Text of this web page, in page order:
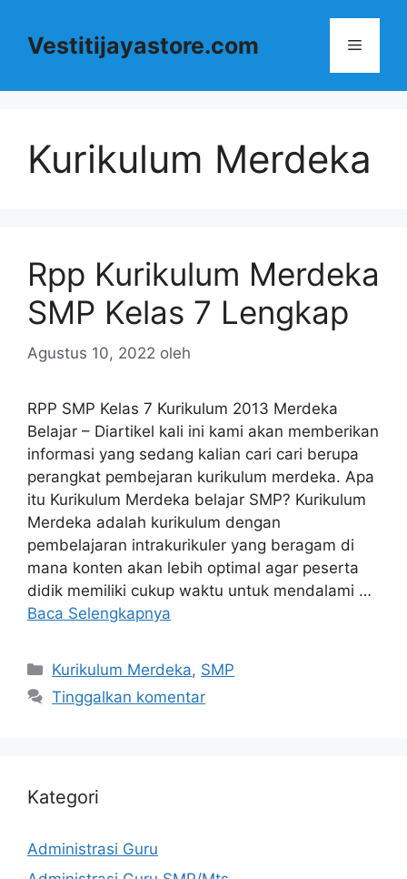
Vestitijayastore.com Menu
Kurikulum Merdeka
Rpp Kurikulum Merdeka
SMP Kelas 7 Lengkap
Agustus 10, 2022 oleh
RPP SMP Kelas 7 Kurikulum 2013 Merdeka
Belajar – Diartikel kali ini kami akan memberikan
informasi yang sedang kalian cari cari berupa
perangkat pembejaran kurikulum merdeka. Apa
itu Kurikulum Merdeka belajar SMP? Kurikulum
Merdeka adalah kurikulum dengan
pembelajaran intrakurikuler yang beragam di
mana konten akan lebih optimal agar peserta
didik memiliki cukup waktu untuk mendalami …
Baca Selengkapnya
Kategori
Kurikulum Merdeka, SMP
Tinggalkan komentar
Kategori
Administrasi Guru